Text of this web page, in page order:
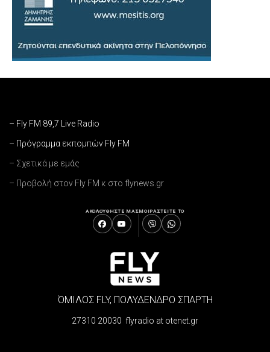
– Fly FM 89,7 Live Radio
– Πρόγραμμα εκπομπών Fly FM
– Σχετικά με εμάς
– Προβολή στον Fly FM κ στο flynews.gr
ΑΚΟΛΟΥΘΗΣΤΕ ΜΑΣΜΟΙΡΑΣΤΕΙΤΕ ΤΟ
ΌΜΙΛΟΣ FLY, ΠΟΛΥΔΕΝΔΡΟ ΣΠΑΡΤΗ
27310 20030 flyradio at otenet.gr